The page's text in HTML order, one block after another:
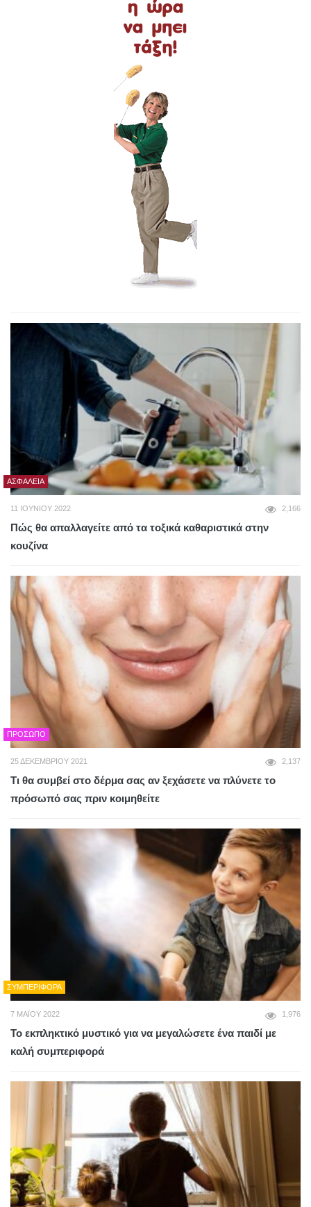
ΑΣΦΆΛΕΙΑ
11 ΙΟΥΝΊΟΥ 2022 2,166
Πώς θα απαλλαγείτε από τα τοξικά καθαριστικά στην
κουζίνα
ΠΡΌΣΩΠΟ
25 ΔΕΚΕΜΒΡΊΟΥ 2021 2,137
Τι θα συμβεί στο δέρμα σας αν ξεχάσετε να πλύνετε το
πρόσωπό σας πριν κοιμηθείτε
ΣΥΜΠΕΡΙΦΟΡΆ
7 ΜΑΪ́ΟΥ 2022 1,976
Το εκπληκτικό μυστικό για να μεγαλώσετε ένα παιδί με
καλή συμπεριφορά